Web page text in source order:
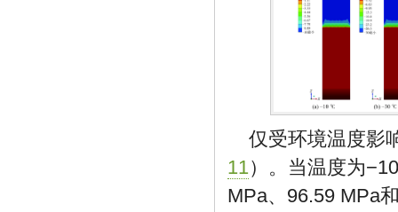
仅受环境温度影
11）。当温度为
MPa、96.59 MPa